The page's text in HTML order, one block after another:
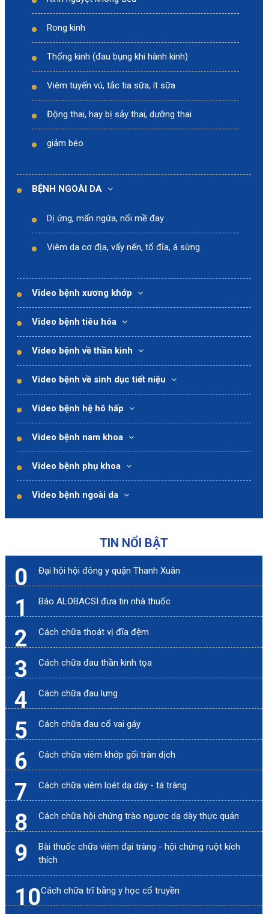
Rong kinh
Thống kinh (đau bụng khi hành kinh)
Viêm tuyến vú, tắc tia sữa, ít sữa
Động thai, hay bị sảy thai, dưỡng thai
giảm béo
BỆNH NGOÀI DA
Dị ứng, mẩn ngứa, nổi mề đay
Viêm da cơ địa, vẩy nến, tổ đỉa, á sừng
Video bệnh xương khớp
Video bệnh tiêu hóa
Video bệnh về thần kinh
Video bệnh về sinh dục tiết niệu
Video bệnh hệ hô hấp
Video bệnh nam khoa
Video bệnh phụ khoa
Video bệnh ngoài da
TIN NỔI BẬT
0 Đại hội hội đông y quận Thanh Xuân
1 Báo ALOBACSI đưa tin nhà thuốc
2 Cách chữa thoát vị đĩa đệm
3 Cách chữa đau thần kinh tọa
4 Cách chữa đau lưng
5 Cách chữa đau cổ vai gáy
6 Cách chữa viêm khớp gối tràn dịch
7 Cách chữa viêm loét dạ dày - tá tràng
8 Cách chữa hội chứng trào ngược dạ dày thực quản
9
Bài thuốc chữa viêm đại tràng - hội chứng ruột kích
thích
10Cách chữa trĩ bằng y học cổ truyền